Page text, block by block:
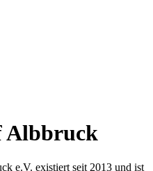
Albbruck
e.V. existiert seit 2013 und ist